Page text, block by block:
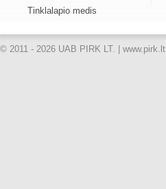
Tinklalapio medis
© 2011 - 2026 UAB PIRK LT. | www.pirk.lt |